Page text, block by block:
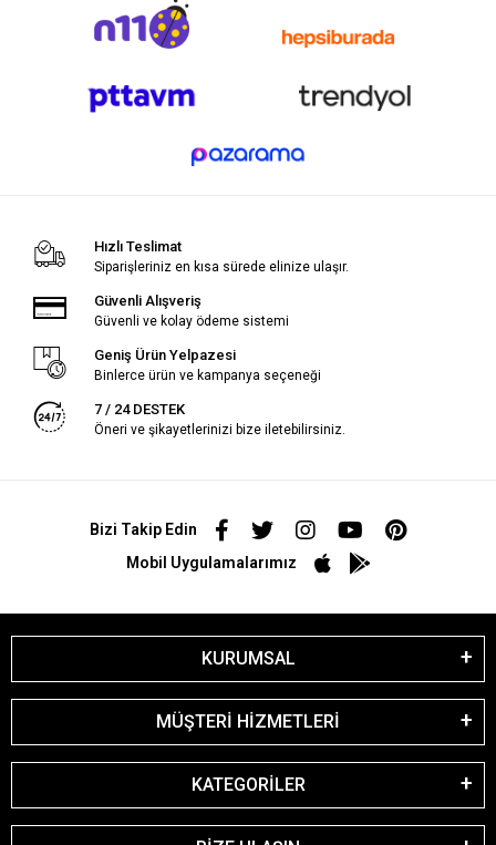
Hızlı Teslimat
Siparişleriniz en kısa sürede elinize ulaşır.
Güvenli Alışveriş
Güvenli ve kolay ödeme sistemi
Geniş Ürün Yelpazesi
Binlerce ürün ve kampanya seçeneği
7 / 24 DESTEK
Öneri ve şikayetlerinizi bize iletebilirsiniz.
Bizi Takip Edin
Mobil Uygulamalarımız
KURUMSAL
MÜŞTERİ HİZMETLERİ
KATEGORİLER